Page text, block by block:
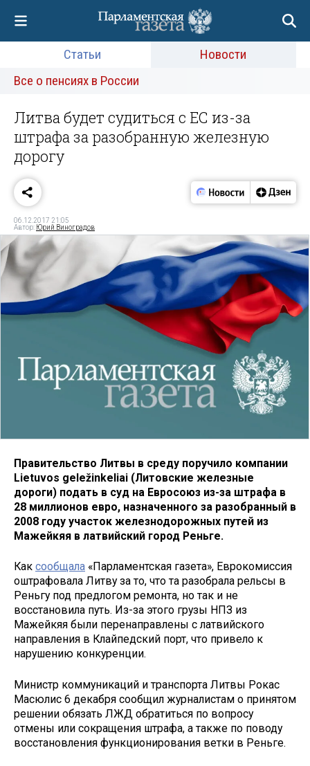
Статьи
Новости
Все о пенсиях в России
Литва будет судиться с ЕС из-за
штрафа за разобранную железную
дорогу
06.12.2017 21:05
Автор: Юрий Виноградов
Правительство Литвы в среду поручило компании
Lietuvos geležinkeliai (Литовские железные
дороги) подать в суд на Евросоюз из-за штрафа в
28 миллионов евро, назначенного за разобранный в
2008 году участок железнодорожных путей из
Мажейкяя в латвийский город Реньге.
Как сообщала «Парламентская газета», Еврокомиссия
оштрафовала Литву за то, что та разобрала рельсы в
Реньгу под предлогом ремонта, но так и не
восстановила путь. Из-за этого грузы НПЗ из
Мажейкяя были перенаправлены с латвийского
направления в Клайпедский порт, что привело к
нарушению конкуренции.
Министр коммуникаций и транспорта Литвы Рокас
Масюлис 6 декабря сообщил журналистам о принятом
решении обязать ЛЖД обратиться по вопросу
отмены или сокращения штрафа, а также по поводу
восстановления функционирования ветки в Реньге.